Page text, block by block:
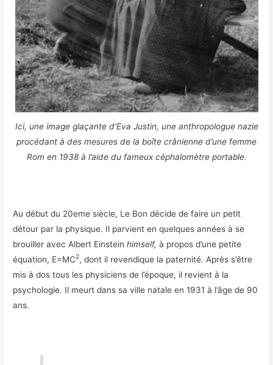
Ici, une image glaçante d’Eva Justin, une anthropologue nazie
procédant à des mesures de la boîte crânienne d’une femme
Rom en 1938 à l’aide du fameux céphalomètre portable.
Au début du 20eme siècle, Le Bon décide de faire un petit
détour par la physique. Il parvient en quelques années à se
brouiller avec Albert Einsteinhimself,à propos d’une petite
équation, E=MC2, dont il revendique la paternité. Après s’être
mis à dos tous les physiciens de l’époque, il revient à la
psychologie. Il meurt dans sa ville natale en 1931 à l’âge de 90
ans.